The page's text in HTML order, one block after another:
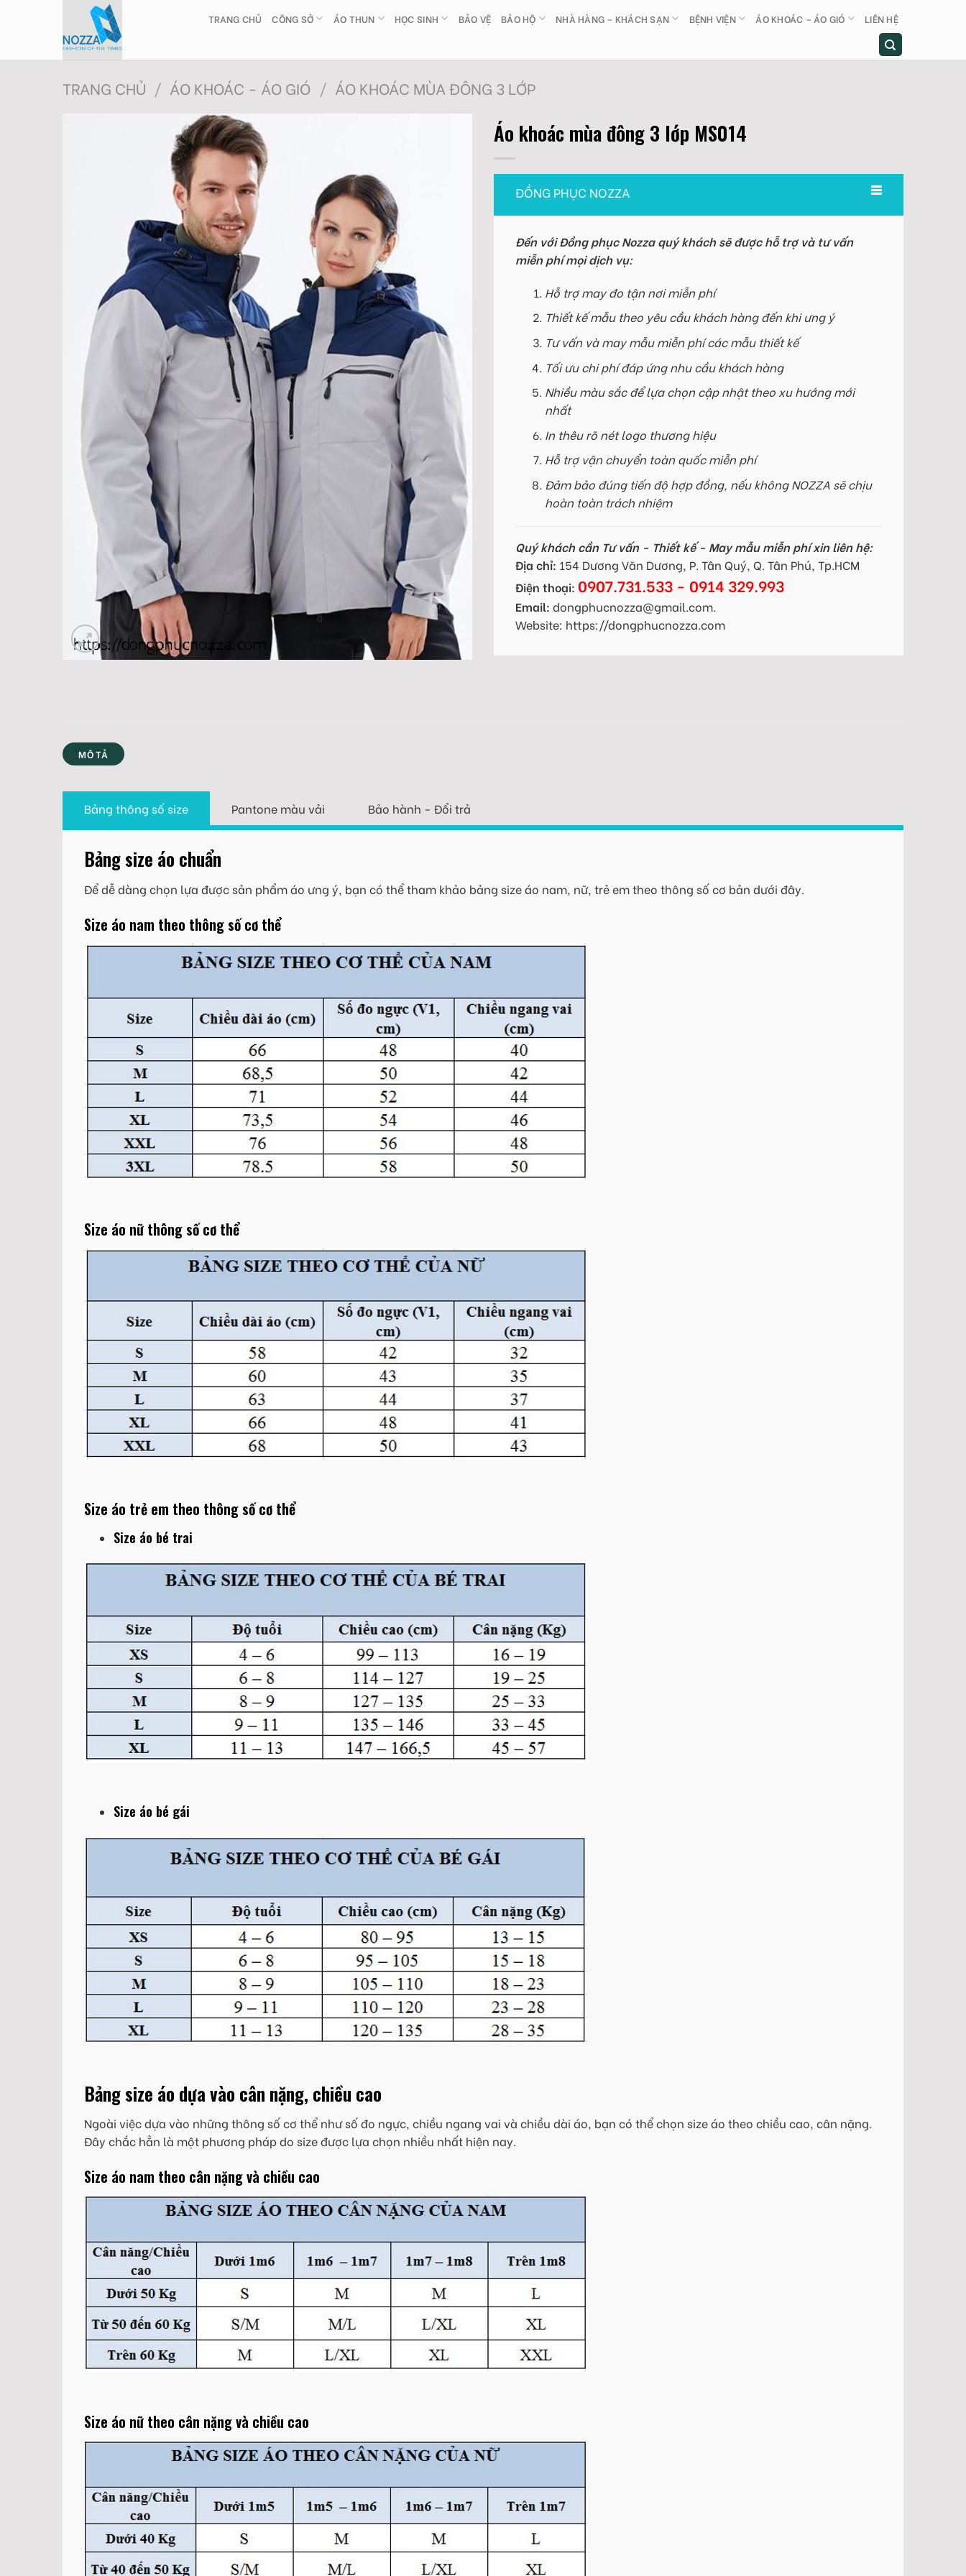
TRANG CHỦ CÔNG SỞ ÁO THUN HỌC SINH BẢO VỆ BẢO HỘ NHÀ HÀNG – KHÁCH SẠN BỆNH VIỆN ÁO KHOÁC – ÁO GIÓ LIÊN HỆ
TRANG CHỦ / ÁO KHOÁC - ÁO GIÓ / ÁO KHOÁC MÙA ĐÔNG 3 LỚP
Áo khoác mùa đông 3 lớp MS014
ĐỒNG PHỤC NOZZA
Đến với Đồng phục Nozza quý khách sẽ được hỗ trợ và tư vấn
miễn phí mọi dịch vụ:
Hỗ trợ may đo tận nơi miễn phí
Thiết kế mẫu theo yêu cầu khách hàng đến khi ưng ý
Tư vấn và may mẫu miễn phí các mẫu thiết kế
Tối ưu chi phí đáp ứng nhu cầu khách hàng
Nhiều màu sắc để lựa chọn cập nhật theo xu hướng mới
nhất
In thêu rõ nét logo thương hiệu
Hỗ trợ vận chuyển toàn quốc miễn phí
Đảm bảo đúng tiến độ hợp đồng, nếu không NOZZA sẽ chịu
hoàn toàn trách nhiệm
Quý khách cần Tư vấn - Thiết kế - May mẫu miễn phí xin liên hệ:
Địa chỉ: 154 Dương Văn Dương, P. Tân Quý, Q. Tân Phú, Tp.HCM
Điện thoại: 0907.731.533 - 0914 329.993
Email: dongphucnozza@gmail.com.
Website: https://dongphucnozza.com
MÔ TẢ
Bảng thông số size Pantone màu vải Bảo hành - Đổi trả
Bảng size áo chuẩn
Để dễ dàng chọn lựa được sản phẩm áo ưng ý, bạn có thể tham khảo bảng size áo nam, nữ, trẻ em theo thông số cơ bản dưới đây.
Size áo nam theo thông số cơ thể
Size áo nữ thông số cơ thể
Size áo trẻ em theo thông số cơ thể
Size áo bé trai
Size áo bé gái
Bảng size áo dựa vào cân nặng, chiều cao
Ngoài việc dựa vào những thông số cơ thể như số đo ngực, chiều ngang vai và chiều dài áo, bạn có thể chọn size áo theo chiều cao, cân nặng.
Đây chắc hẳn là một phương pháp do size được lựa chọn nhiều nhất hiện nay.
Size áo nam theo cân nặng và chiều cao
Size áo nữ theo cân nặng và chiều cao